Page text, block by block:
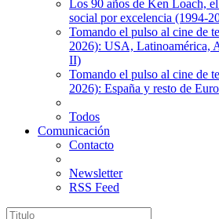
Los 90 años de Ken Loach,
social por excelencia (1994-
Tomando el pulso al cine de
2026): USA, Latinoamérica,
II)
Tomando el pulso al cine de
2026): España y resto de
Todos
Comunicación
Contacto
Newsletter
RSS Feed